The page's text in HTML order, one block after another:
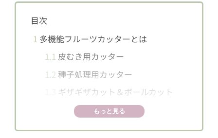
目次
1 多機能フルーツカッターとは
1.1 皮むき用カッター
1.2 種子処理用カッター
ギザギザカット＆ボールカット
ギザギザカットが難しそう……
2.1オレンジを半分にカット
もっと見る